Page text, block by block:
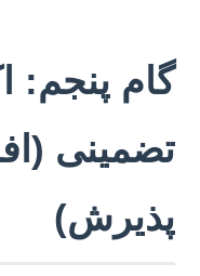
گام پنجم:
تضمینی
پذیرش)